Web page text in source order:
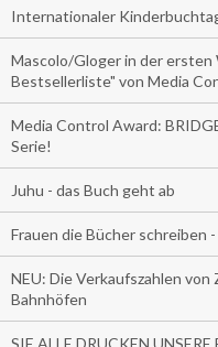
Internationaler
Mascolo/Gloger in der ersten
Bestsellerliste" von Media
Media Control Award:
Serie!
Juhu - das Buch geht ab
Frauen die Bücher schreiben
NEU: Die Verkaufszahlen
Bahnhöfen
SIE ALLE DRUCKEN